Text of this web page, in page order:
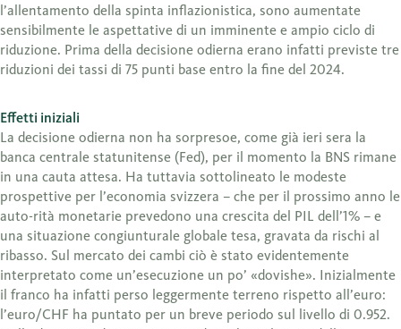
l’allentamento della spinta inflazionistica, sono aumentate
sensibilmente le aspettative di un imminente e ampio ciclo di
riduzione. Prima della decisione odierna erano infatti previste tre
riduzioni dei tassi di 75 punti base entro la fine del 2024.
Effetti iniziali
La decisione odierna non ha sorpresoe, come già ieri sera la
banca centrale statunitense (Fed), per il momento la BNS rimane
in una cauta attesa. Ha tuttavia sottolineato le modeste
prospettive per l’economia svizzera – che per il prossimo anno le
auto-rità monetarie prevedono una crescita del PIL dell’1% – e
una situazione congiunturale globale tesa, gravata da rischi al
ribasso. Sul mercato dei cambi ciò è stato evidentemente
interpretato come un’esecuzione un po’ «dovishe». Inizialmente
il franco ha infatti perso leggermente terreno rispetto all’euro:
l’euro/CHF ha puntato per un breve periodo sul livello di 0.952.